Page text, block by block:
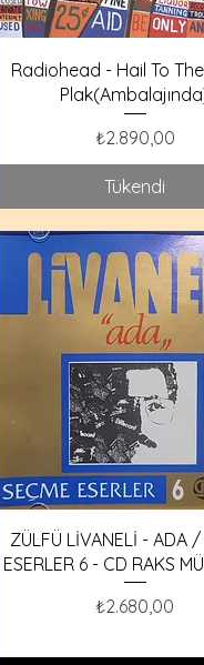
Radiohead - Hail To
Fiyat
₺2.890,00
Tükendi
ZÜLFÜ LİVANELİ - ADA /
ESERLER 6 - CD RAKS
Fiyat
₺2.680,00